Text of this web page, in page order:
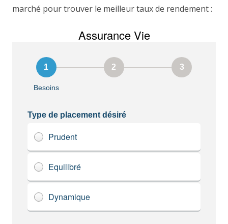
marché pour trouver le meilleur taux de rendement :